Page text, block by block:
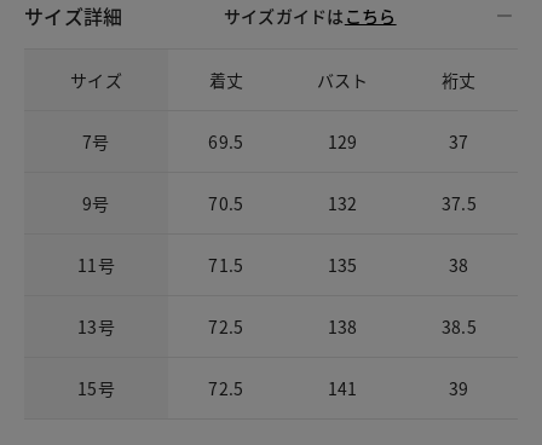
サイズ詳細 サイズガイドは こちら
サイズ 着丈 バスト 裄丈
7号 69.5 129 37
9号 70.5 132 37.5
11号 71.5 135 38
13号 72.5 138 38.5
15号 72.5 141 39